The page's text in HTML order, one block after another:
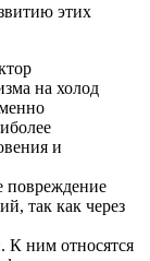
этих
на холод
и
повреждение
так как через
К ним относятся